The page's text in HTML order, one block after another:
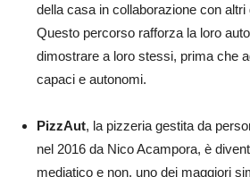
della casa in collaborazione con altri
Questo percorso rafforza la loro
dimostrare a loro stessi, prima che
capaci e autonomi.
PizzAut, la pizzeria gestita da
nel 2016 da Nico Acampora, è
mediatico e non, uno dei maggiori